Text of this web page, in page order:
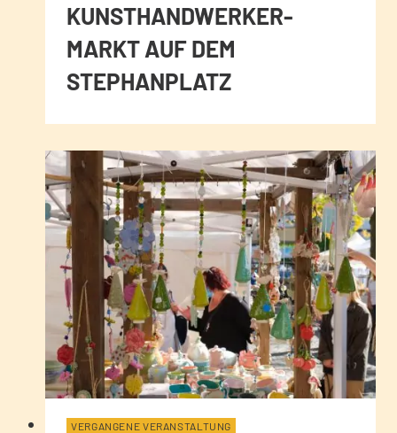
KUNSTHANDWERKER-
MARKT AUF DEM
STEPHANPLATZ
VERGANGENE VERANSTALTUNG